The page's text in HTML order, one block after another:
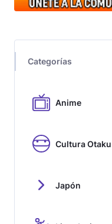
Categorías
Anime
Cultura Otaku
Japón